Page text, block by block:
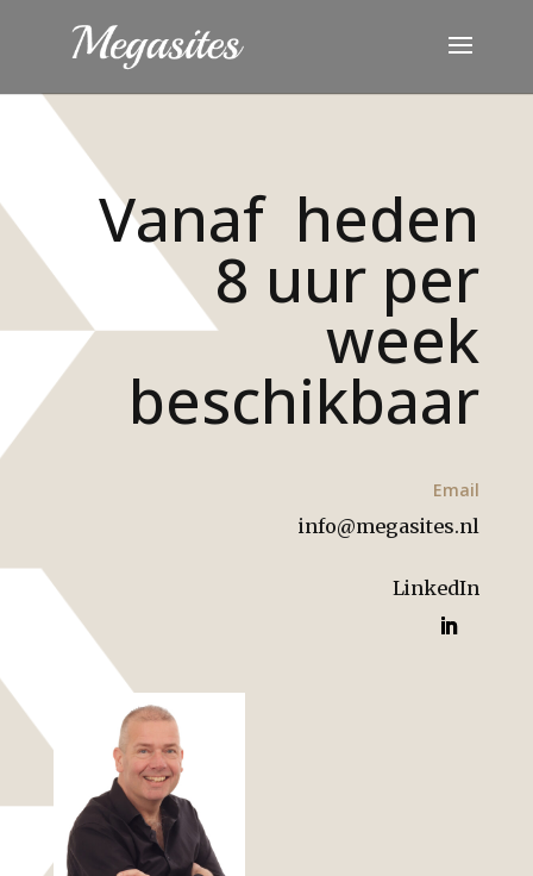
Vanaf heden
8 uur per
week
beschikbaar
Email
info@megasites.nl
LinkedIn